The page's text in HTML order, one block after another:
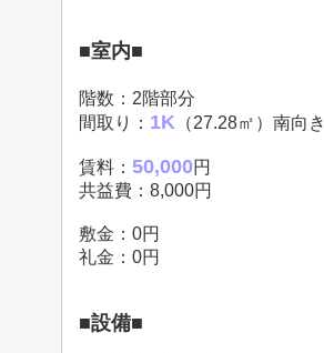
■室内■
階数：2階部分
間取り： 1K （27.28㎡）南向き
賃料： 50,000円
共益費：8,000円
敷金：0円
礼金：0円
■設備■